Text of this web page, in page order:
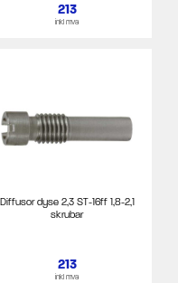
213
inkl mva
Diffusor dyse 2,3 ST-16ff 1,8-2,1
skrubar
213
inkl mva